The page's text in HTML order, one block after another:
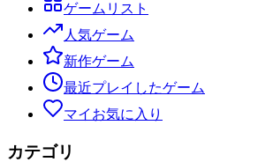
ゲームリスト
人気ゲーム
新作ゲーム
最近プレイしたゲーム
マイお気に入り
カテゴリ